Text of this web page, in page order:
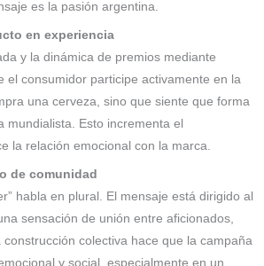
es la pasión argentina.
en experiencia
y la dinámica de premios mediante
el consumidor participe activamente en la
una cerveza, sino que siente que forma
mundialista. Esto incrementa el
la relación emocional con la marca.
de comunidad
habla en plural. El mensaje está dirigido al
sensación de unión entre aficionados,
colectiva hace que la campaña
y social, especialmente en un